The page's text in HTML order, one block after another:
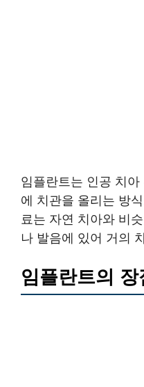
임플란트는 인공 치
에 치관을 올리는 방
료는 자연 치아와 비
나 발음에 있어 거의
임플란트의 장